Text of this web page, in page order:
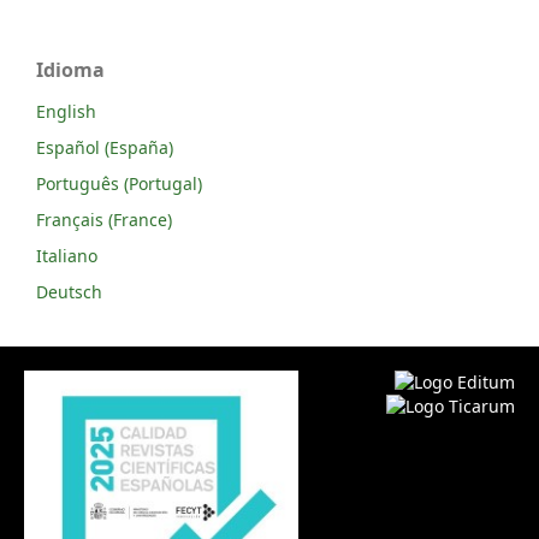
Idioma
English
Español (España)
Português (Portugal)
Français (France)
Italiano
Deutsch